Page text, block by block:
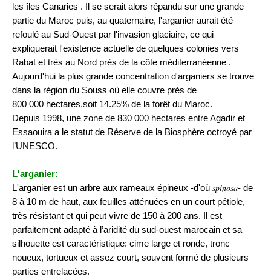
les îles Canaries . Il se serait alors répandu sur une grande
partie du Maroc puis, au quaternaire, l'arganier aurait été
refoulé au Sud-Ouest par l'invasion glaciaire, ce qui
expliquerait l'existence actuelle de quelques colonies vers
Rabat et très au Nord près de la côte méditerranéenne .
Aujourd'hui la plus grande concentration d'arganiers se trouve
dans la région du Souss où elle couvre près de
800 000 hectares,soit 14.25% de la forêt du Maroc.
Depuis 1998, une zone de 830 000 hectares entre Agadir et
Essaouira a le statut de Réserve de la Biosphère octroyé par
l’UNESCO.
L'arganier:
L'arganier est un arbre aux rameaux épineux -d'où spinosa- de
8 à 10 m de haut, aux feuilles atténuées en un court pétiole,
très résistant et qui peut vivre de 150 à 200 ans. Il est
parfaitement adapté à l’aridité du sud-ouest marocain et sa
silhouette est caractéristique: cime large et ronde, tronc
noueux, tortueux et assez court, souvent formé de plusieurs
parties entrelacées.